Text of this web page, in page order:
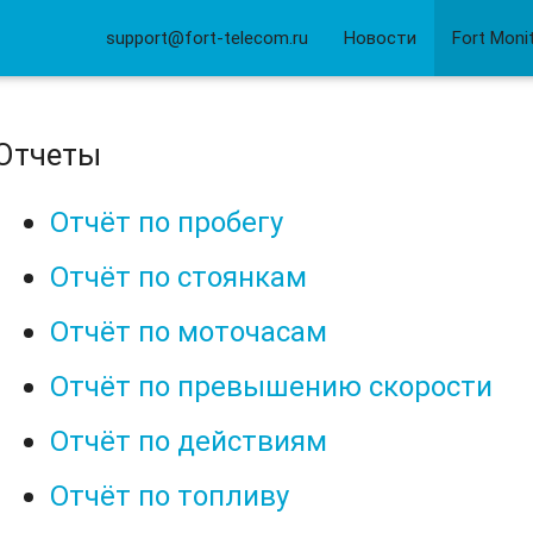
support@fort-telecom.ru Новости Fort
Отчёт по пробегу
Отчёт по стоянкам
Отчёт по моточасам
Отчёт по превышению скорости
Отчёт по действиям
Отчёт по топливу